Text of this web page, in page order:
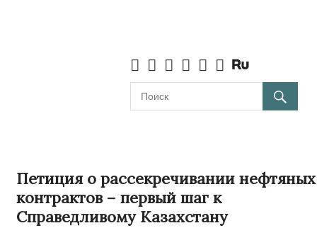
Петиция о рассекречивании нефтяных
контрактов – первый шаг к
Справедливому Казахстану